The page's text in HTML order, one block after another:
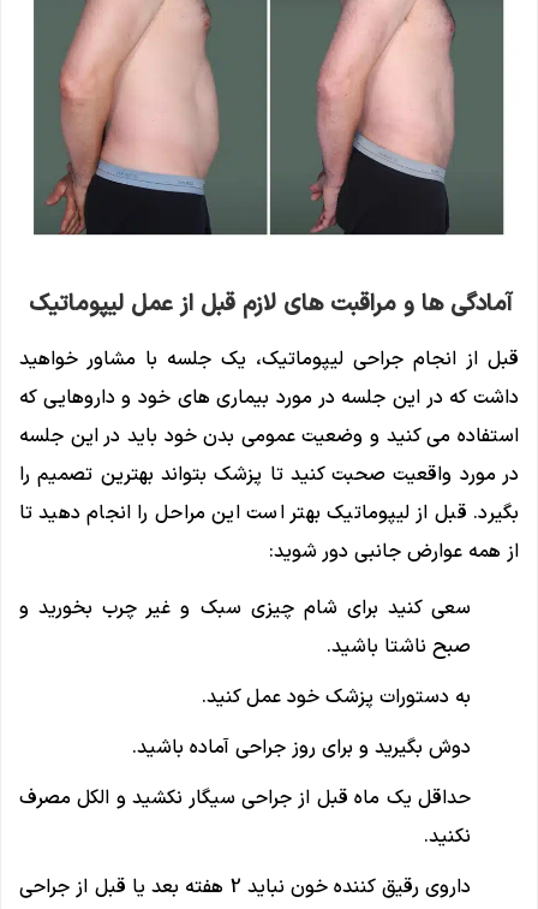
آمادگی ها و مراقبت های لازم قبل از عمل لیپوماتیک
قبل از انجام جراحی لیپوماتیک، یک جلسه با مشاور خواهید
داشت که در این جلسه در مورد بیماری های خود و داروهایی که
استفاده می کنید و وضعیت عمومی بدن خود باید در این جلسه
در مورد واقعیت صحبت کنید تا پزشک بتواند بهترین تصمیم را
بگیرد. قبل از لیپوماتیک بهتر است این مراحل را انجام دهید تا
از همه عوارض جانبی دور شوید:
سعی کنید برای شام چیزی سبک و غیر چرب بخورید و
صبح ناشتا باشید.
به دستورات پزشک خود عمل کنید.
دوش بگیرید و برای روز جراحی آماده باشید.
حداقل یک ماه قبل از جراحی سیگار نکشید و الکل مصرف
نکنید.
داروی رقیق کننده خون نباید 2 هفته بعد یا قبل از جراحی